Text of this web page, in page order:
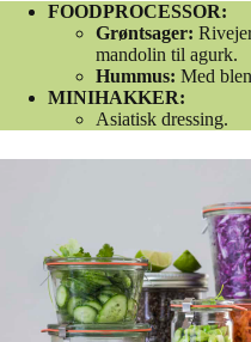
FOODPROCESSOR:
Grøntsager:
mandolin til agurk.
Hummus: Med
MINIHAKKER:
Asiatisk dressing.